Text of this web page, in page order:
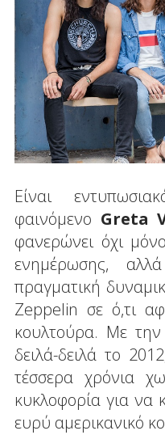
Είναι
φαινόμενο Greta
φανερώνει όχι
ενημέρωσης,
πραγματική
Zeppelin σε ό,τι
κουλτούρα. Με την
δειλά-δειλά το
τέσσερα χρόνια
κυκλοφορία για να
ευρύ αμερικανικό